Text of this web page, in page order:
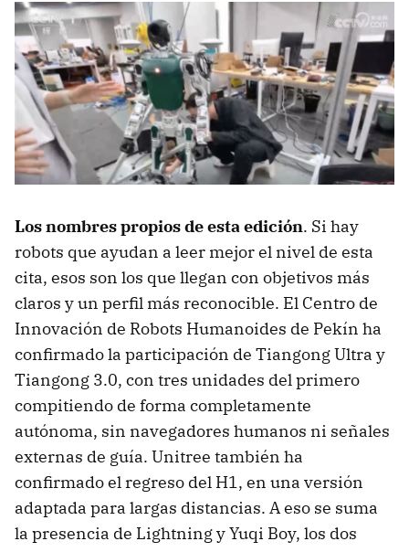
Los nombres propios de esta edición. Si hay
robots que ayudan a leer mejor el nivel de esta
cita, esos son los que llegan con objetivos más
claros y un perfil más reconocible. El Centro de
Innovación de Robots Humanoides de Pekín ha
confirmado la participación de Tiangong Ultra y
Tiangong 3.0, con tres unidades del primero
compitiendo de forma completamente
autónoma, sin navegadores humanos ni señales
externas de guía. Unitree también ha
confirmado el regreso del H1, en una versión
adaptada para largas distancias. A eso se suma
la presencia de Lightning y Yuqi Boy, los dos